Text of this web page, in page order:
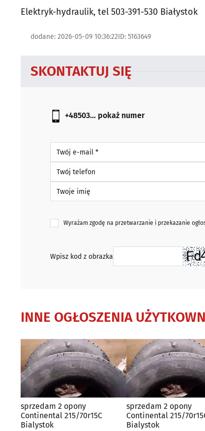
Elektryk-hydraulik, tel 503-391-530 Białystok
dodane: 2026-05-09 10:36:22ID: 5163649
SKONTAKTUJ SIĘ
+48503... pokaż numer
Wyrażam zgodę na przetwarzanie i przekazanie
Wpisz kod z obrazka
INNE OGŁOSZENIA
sprzedam 2 opony
Continental 215/70r15C
Bialystok
sprzedam 2 opony
Continental 215/
Bialystok